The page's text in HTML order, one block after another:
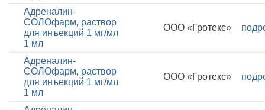
Адреналин-
СОЛОфарм, раствор
для инъекций 1 мг/мл
1 мл
ООО «Гротекс»
Адреналин-
СОЛОфарм, раствор
для инъекций 1 мг/мл
1 мл
ООО «Гротекс»